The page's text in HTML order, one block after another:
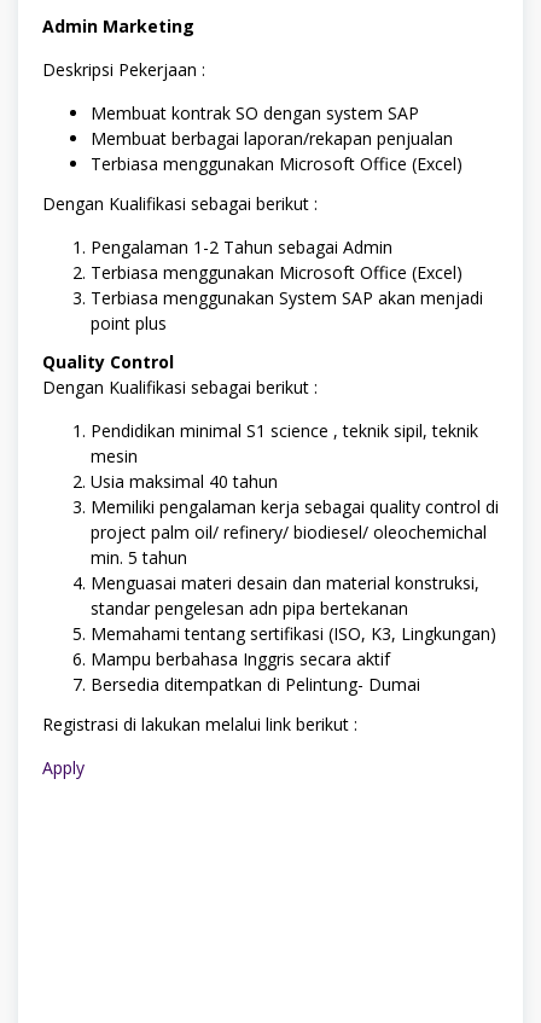
Admin Marketing
Deskripsi Pekerjaan :
Membuat kontrak SO dengan system SAP
Membuat berbagai laporan/rekapan penjualan
Terbiasa menggunakan Microsoft Office (Excel)
Dengan Kualifikasi sebagai berikut :
Pengalaman 1-2 Tahun sebagai Admin
Terbiasa menggunakan Microsoft Office (Excel)
Terbiasa menggunakan System SAP akan menjadi
point plus
Quality Control
Dengan Kualifikasi sebagai berikut :
Pendidikan minimal S1 science , teknik sipil, teknik
mesin
Usia maksimal 40 tahun
Memiliki pengalaman kerja sebagai quality control di
project palm oil/ refinery/ biodiesel/ oleochemichal
min. 5 tahun
Menguasai materi desain dan material konstruksi,
standar pengelesan adn pipa bertekanan
Memahami tentang sertifikasi (ISO, K3, Lingkungan)
Mampu berbahasa Inggris secara aktif
Bersedia ditempatkan di Pelintung- Dumai
Registrasi di lakukan melalui link berikut :
Apply